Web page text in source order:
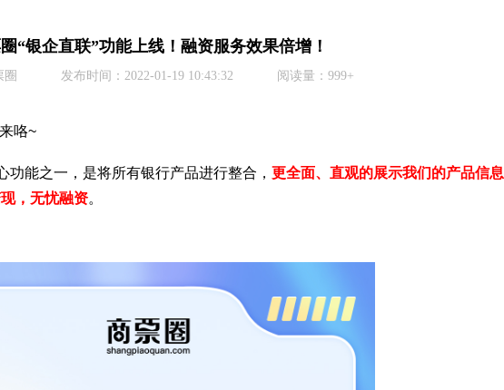
“银企直联”功能上线！融资服务效果倍增！
圈 发布时间：2022-01-19 10:43:32 阅读量：999+
咯~
功能之一，是将所有银行产品进行整合， 更全面、直观的展示我们的产品信息
，无忧融资。